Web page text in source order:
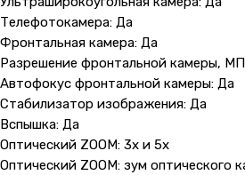
Телефотокамера: Да
Фронтальная камера: Да
Разрешение фронтальной камеры,
Автофокус фронтальной камеры: Да
Стабилизатор изображения: Да
Вспышка: Да
Оптический ZOOM: 3х и 5х
Оптический ZOOM: зум оптического